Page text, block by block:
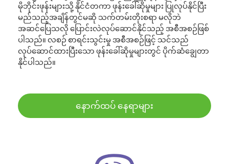
မိုဘိုင်းဖုန်းများသို့ နိုင်ငံတကာ ဖုန်းခေါ်ဆိုမှုများ ပြုလုပ်နိုင်ပြီး
မည်သည့်အချိန်တွင်မဆို သက်တမ်းတိုးစရာ မလိုဘဲ
အဆင်ပြေသလို ပြောင်းလဲလုပ်ဆောင်နိုင်သည့် အစီအစဉ်ဖြစ်
ပါသည်။ လစဉ် စာရင်းသွင်းမှု အစီအစဉ်ဖြင့် သင်သည်
လုပ်ဆောင်ထားပြီးသော ဖုန်းခေါ်ဆိုမှုများတွင် ပိုက်ဆံချွေတာ
နိုင်ပါသည်။
နောက်ထပ် နေရာများ